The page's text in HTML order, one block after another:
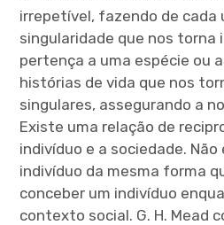
irrepetível, fazendo de cada
singularidade que nos torna
pertença a uma espécie ou
histórias de vida que nos
singulares, assegurando a
Existe uma relação de
indivíduo e a sociedade.
indivíduo da mesma forma
conceber um indivíduo
contexto social. G. H. Mead